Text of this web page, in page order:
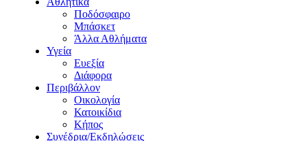
Ποδόσφαιρο
Μπάσκετ
Άλλα Αθλήματα
Υγεία
Ευεξία
Διάφορα
Περιβάλλον
Οικολογία
Κατοικίδια
Κήπος
Συνέδρια/Εκδηλώσεις